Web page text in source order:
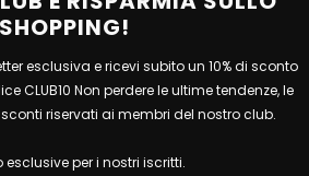
SHOPPING!
esclusiva e ricevi subito un 10% di sconto
CLUB10 Non perdere le ultime tendenze, le
riservati ai membri del nostro club.
esclusive per i nostri iscritti.